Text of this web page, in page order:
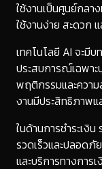
ใช้งานเป็นศูนย์กล
ใช้งานง่าย สะดวก
เทคโนโลยี AI จะมีบ
ประสบการณ์เฉพาะ
พฤติกรรมและความ
งานมีประสิทธิภาพ
ในด้านการชำระเงิ
รวดเร็วและปลอด
และบริการทางการ